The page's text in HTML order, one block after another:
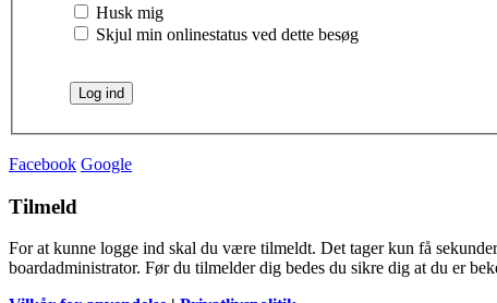
Husk mig
Skjul min onlinestatus ved dette besøg
Facebook Google
Tilmeld
For at kunne logge ind skal du være tilmeldt. Det tager kun få
boardadministrator. Før du tilmelder dig bedes du sikre dig at du er